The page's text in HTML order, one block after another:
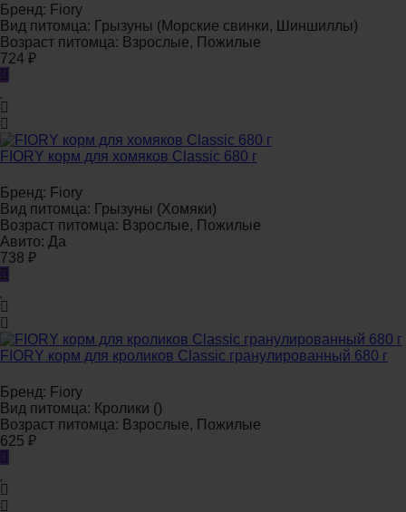
Бренд: Fiory
Вид питомца: Грызуны (Морские свинки, Шиншиллы)
Возраст питомца: Взрослые, Пожилые
724 ₽
FIORY корм для хомяков Classic 680 г
Бренд: Fiory
Вид питомца: Грызуны (Хомяки)
Возраст питомца: Взрослые, Пожилые
Авито: Да
738 ₽
FIORY корм для кроликов Classic гранулированный 680 г
Бренд: Fiory
Вид питомца: Кролики ()
Возраст питомца: Взрослые, Пожилые
625 ₽